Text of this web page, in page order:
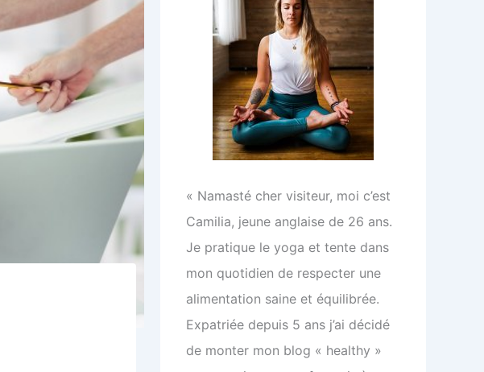
« Namasté cher visiteur, moi c’est
Camilia, jeune anglaise de 26 ans.
Je pratique le yoga et tente dans
mon quotidien de respecter une
alimentation saine et équilibrée.
Expatriée depuis 5 ans j’ai décidé
de monter mon blog « healthy »